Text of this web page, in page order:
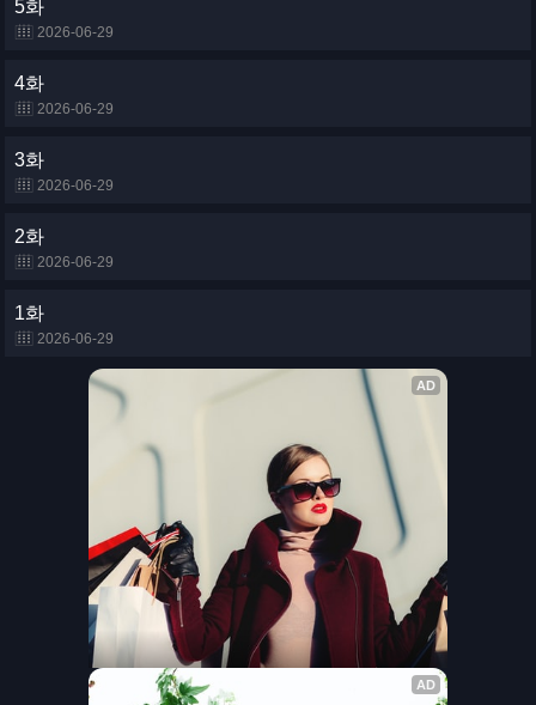
5화
2026-06-29
4화
2026-06-29
3화
2026-06-29
2화
2026-06-29
1화
2026-06-29